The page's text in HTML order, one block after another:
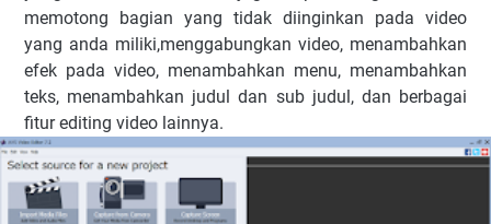
memotong bagian yang tidak diinginkan pada video
yang anda miliki,menggabungkan video, menambahkan
efek pada video, menambahkan menu, menambahkan
teks, menambahkan judul dan sub judul, dan berbagai
fitur editing video lainnya.